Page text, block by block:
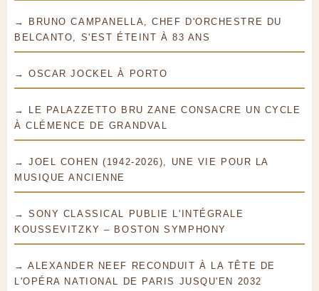
→ BRUNO CAMPANELLA, CHEF D'ORCHESTRE DU
BELCANTO, S'EST ÉTEINT À 83 ANS
→ OSCAR JOCKEL À PORTO
→ LE PALAZZETTO BRU ZANE CONSACRE UN CYCLE
À CLÉMENCE DE GRANDVAL
→ JOEL COHEN (1942-2026), UNE VIE POUR LA
MUSIQUE ANCIENNE
→ SONY CLASSICAL PUBLIE L'INTÉGRALE
KOUSSEVITZKY – BOSTON SYMPHONY
→ ALEXANDER NEEF RECONDUIT À LA TÊTE DE
L'OPÉRA NATIONAL DE PARIS JUSQU'EN 2032